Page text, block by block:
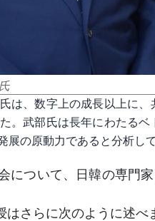
は、数字上の成長以上に
。武部氏は長年にわたる
の原動力であると分析して
について、日韓の専門
さらに次のように述べ